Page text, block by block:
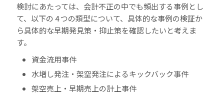
検討にあたっては、会計不正の中でも頻出する事例とし
て、以下の 4 つの類型について、具体的な事例の検証か
ら具体的な早期発見策・抑止策を確認したいと考えま
す。
資金流用事件
水増し発注・架空発注によるキックバック事件
架空売上・早期売上の計上事件